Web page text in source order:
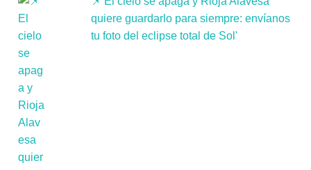
quiere guardarlo para siempre: envíanos
tu foto del eclipse total de Sol'